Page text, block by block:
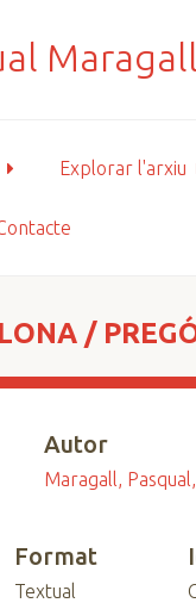
Explorar l'arxiu
/
Autor
Maragall,
Format
Textual